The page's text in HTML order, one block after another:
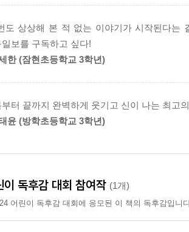
과 표현이 돋보인다. 전문가 심사위원들은
함에 대해 극찬했다. 현재 초등학교 교사로
하게 보여준다.
냐 선정 일러스트레이터인 한승무의 개성
서사를 포함하고 있어 그림을 따로 읽는 재
파일은 앞으로 시리즈로 계속 이어질 예정이
도 상상해 본 적 없는 이야기가 시작된다는
일보를 구독하고 싶다!
한 (잠현초등학교 3학년)
부터 끝까지 완벽하게 웃기고 신이 나는 최고
윤 (방학초등학교 3학년)
이 독후감 대회 참여작 (1개)
어린이 독후감 대회에 응모된 이 책의 독후감입니